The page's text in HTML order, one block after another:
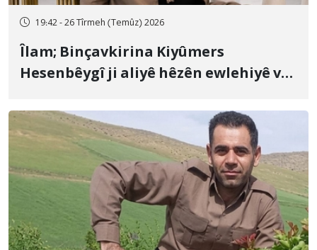
19:42 - 26 Tîrmeh (Temûz) 2026
Îlam; Binçavkirina Kiyûmers
Hesenbêygî ji aliyê hêzên ewlehiyê ve